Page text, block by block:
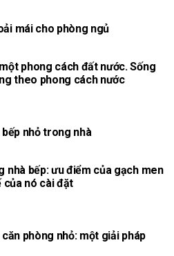
mái cho phòng ngủ
phong cách đất nước. Sống
theo phong cách nước
nhỏ trong nhà
nhà bếp: ưu điểm của gạch men
của nó cài đặt
phòng nhỏ: một giải pháp